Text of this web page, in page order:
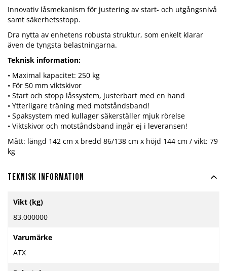
Innovativ låsmekanism för justering av start- och utgångsnivå
samt säkerhetsstopp.
Dra nytta av enhetens robusta struktur, som enkelt klarar
även de tyngsta belastningarna.
Teknisk information:
• Maximal kapacitet: 250 kg
• För 50 mm viktskivor
• Start och stopp låssystem, justerbart med en hand
• Ytterligare träning med motståndsband!
• Spaksystem med kullager säkerställer mjuk rörelse
• Viktskivor och motståndsband ingår ej i leveransen!
Mått: längd 142 cm x bredd 86/138 cm x höjd 144 cm / vikt: 79
kg
Teknisk information
information
Vikt (kg)
83.000000
Varumärke
ATX